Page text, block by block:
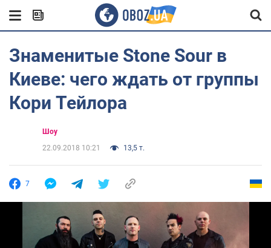
Знаменитые Stone Sour в
Киеве: чего ждать от группы
Кори Тейлора
Шоу
22.09.2018 10:21
13,5 т.
7